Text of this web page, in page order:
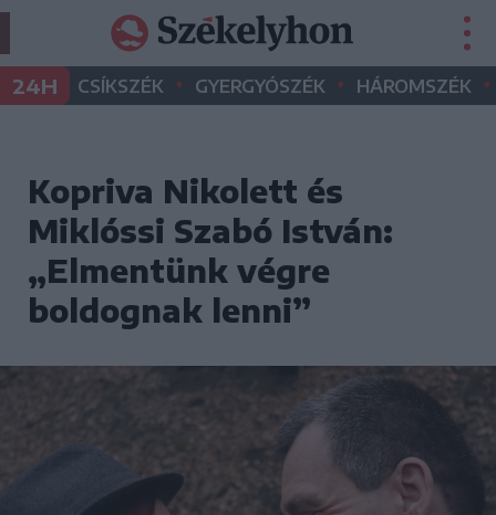
24H CSÍKSZÉK • GYERGYÓSZÉK • HÁROMSZÉK •
Kopriva Nikolett és
Miklóssi Szabó István:
„Elmentünk végre
boldognak lenni”